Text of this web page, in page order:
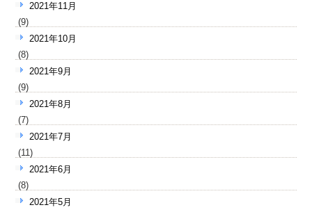
2021年11月
(9)
2021年10月
(8)
2021年9月
(9)
2021年8月
(7)
2021年7月
(11)
2021年6月
(8)
2021年5月